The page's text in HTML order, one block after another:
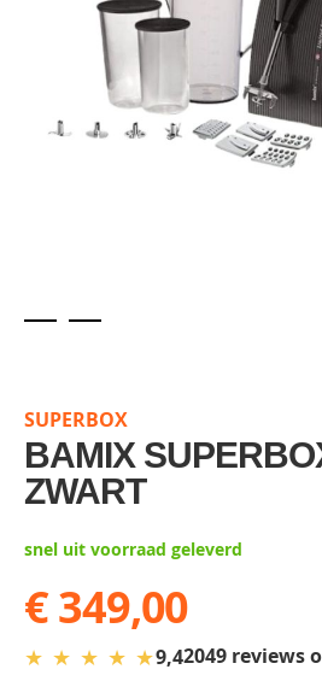
beginning
of
the
images
SUPERBOX
BAMIX
ZWART
snel uit voorraad geleverd
€ 349,00
★ ★ ★ ★ ★9,42049 reviews